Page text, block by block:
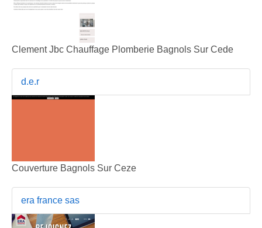
Clement Jbc Chauffage Plomberie Bagnols Sur Cede
d.e.r
Couverture Bagnols Sur Ceze
era france sas